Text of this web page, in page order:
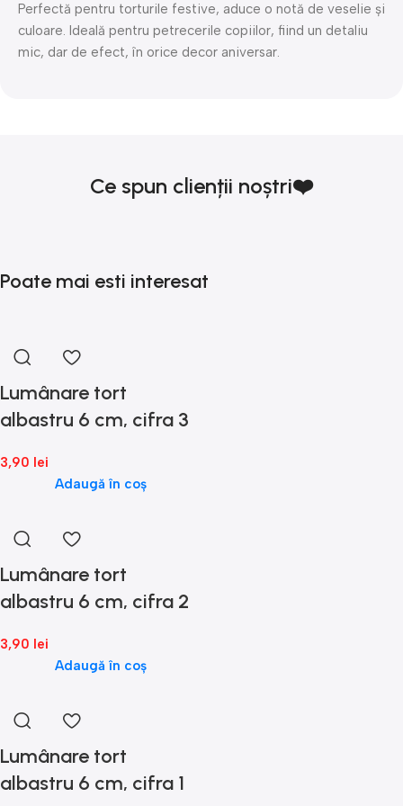
Perfectă pentru torturile festive, aduce o notă de veselie și
culoare. Ideală pentru petrecerile copiilor, fiind un detaliu
mic, dar de efect, în orice decor aniversar.
Ce spun clienții noștri❤️
Poate mai esti interesat
Lumânare tort
albastru 6 cm, cifra 3
3,90 lei
Adaugă în coș
Lumânare tort
albastru 6 cm, cifra 2
3,90 lei
Adaugă în coș
Lumânare tort
albastru 6 cm, cifra 1